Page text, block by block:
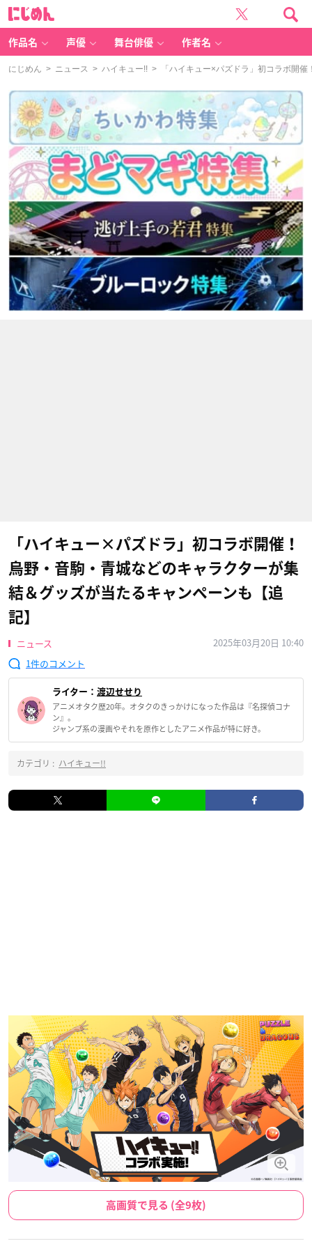
作品名 声優 舞台俳優 作者名
にじめん > ニュース > ハイキュー!! > 「ハイキュー×パズドラ」初コラボ開催
「ハイキュー×パズドラ」初コラボ開催！
烏野・音駒・青城などのキャラクターが集
結＆グッズが当たるキャンペーンも【追
記】
ニュース
2025年03月20日 10:40
1
ライター： 渡辺せせり
アニメオタク歴20年。オタクのきっかけになった作品は『名探偵コナ
ン』。
ジャンプ系の漫画やそれを原作としたアニメ作品が特に好き。
カテゴリ : ハイキュー!!
高画質で見る (全9枚)